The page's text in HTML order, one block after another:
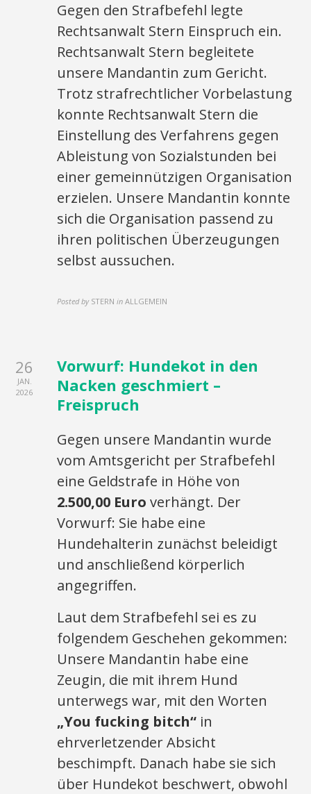
Gegen den Strafbefehl legte
Rechtsanwalt Stern Einspruch ein.
Rechtsanwalt Stern begleitete
unsere Mandantin zum Gericht.
Trotz strafrechtlicher Vorbelastung
konnte Rechtsanwalt Stern die
Einstellung des Verfahrens gegen
Ableistung von Sozialstunden bei
einer gemeinnützigen Organisation
erzielen. Unsere Mandantin konnte
sich die Organisation passend zu
ihren politischen Überzeugungen
selbst aussuchen.
Posted by STERN in ALLGEMEIN
26
JAN.
2026
Vorwurf: Hundekot in den
Nacken geschmiert –
Freispruch
Gegen unsere Mandantin wurde
vom Amtsgericht per Strafbefehl
eine Geldstrafe in Höhe von
2.500,00 Euro verhängt. Der
Vorwurf: Sie habe eine
Hundehalterin zunächst beleidigt
und anschließend körperlich
angegriffen.
Laut dem Strafbefehl sei es zu
folgendem Geschehen gekommen:
Unsere Mandantin habe eine
Zeugin, die mit ihrem Hund
unterwegs war, mit den Worten
„You fucking bitch“ in
ehrverletzender Absicht
beschimpft. Danach habe sie sich
über Hundekot beschwert, obwohl